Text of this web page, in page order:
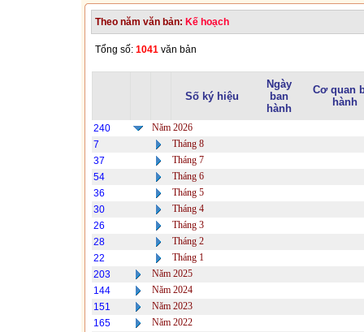
Theo năm văn bản: Kế hoạch
Tổng số: 1041 văn bản
Số ký hiệu
Ngày
ban
hành
Cơ quan
hành
240
Năm 2026
7
Tháng 8
37
Tháng 7
54
Tháng 6
36
Tháng 5
30
Tháng 4
26
Tháng 3
28
Tháng 2
22
Tháng 1
203
Năm 2025
144
Năm 2024
151
Năm 2023
165
Năm 2022